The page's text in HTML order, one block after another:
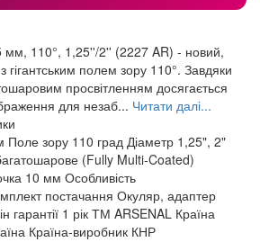
мм, 110°, 1,25''/2'' (2227 AR) - новий,
гігантським полем зору 110°. Завдяки
просвітленням досягається
для незаб... Читати далі...
Поле зору 110 град Діаметр 1,25", 2"
(Fully Multi-Coated)
10 мм Особливість
постачання Окуляр, адаптер
гарантії 1 рік ТМ ARSENAL Країна
Країна-виробник КНР